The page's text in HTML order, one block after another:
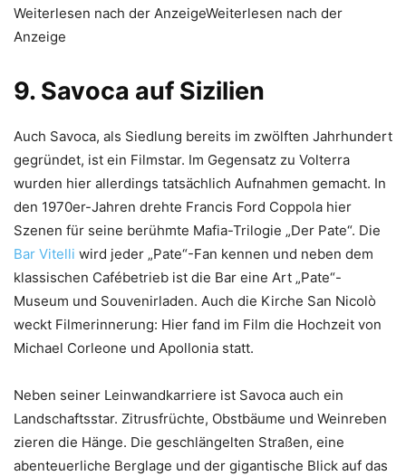
Weiterlesen nach der AnzeigeWeiterlesen nach der
Anzeige
9. Savoca auf Sizilien
Auch Savoca, als Siedlung bereits im zwölften Jahrhundert
gegründet, ist ein Filmstar. Im Gegensatz zu Volterra
wurden hier allerdings tatsächlich Aufnahmen gemacht. In
den 1970er-Jahren drehte Francis Ford Coppola hier
Szenen für seine berühmte Mafia-Trilogie „Der Pate“. Die
Bar Vitelli wird jeder „Pate“-Fan kennen und neben dem
klassischen Cafébetrieb ist die Bar eine Art „Pate“-
Museum und Souvenirladen. Auch die Kirche San Nicolò
weckt Filmerinnerung: Hier fand im Film die Hochzeit von
Michael Corleone und Apollonia statt.
Neben seiner Leinwandkarriere ist Savoca auch ein
Landschaftsstar. Zitrusfrüchte, Obstbäume und Weinreben
zieren die Hänge. Die geschlängelten Straßen, eine
abenteuerliche Berglage und der gigantische Blick auf das